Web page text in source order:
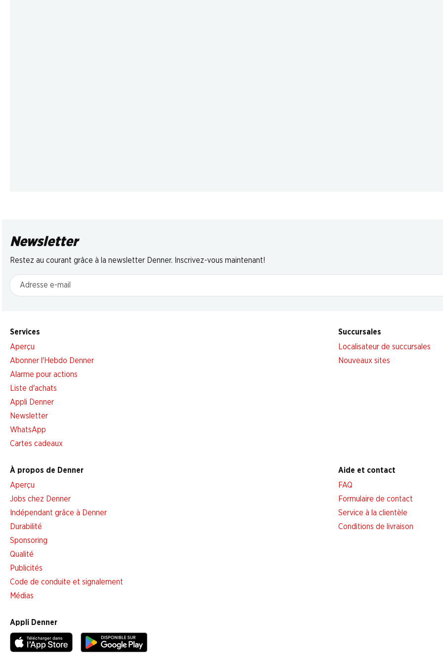
Newsletter
Restez au courant grâce à la newsletter Denner. Inscrivez-vous maintenant!
Adresse e-mail
Services
Aperçu
Abonner l'Hebdo Denner
Alarme pour actions
Liste d'achats
Appli Denner
Newsletter
WhatsApp
Cartes cadeaux
Succursales
Localisateur de succursales
Nouveaux sites
À propos de Denner
Aperçu
Jobs chez Denner
Indépendant grâce à Denner
Durabilité
Sponsoring
Qualité
Publicités
Code de conduite et signalement
Médias
Aide et contact
FAQ
Formulaire de contact
Service à la clientèle
Conditions de livraison
Appli Denner